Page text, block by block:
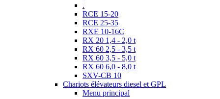
.
RCE 15-20
RCE 25-35
RXE 10-16C
RX 20 1,4 - 2,0 t
RX 60 2,5 - 3,5 t
RX 60 3,5 - 5,0 t
RX 60 6,0 - 8,0 t
SXV-CB 10
Chariots élévateurs diesel et GPL
Menu principal